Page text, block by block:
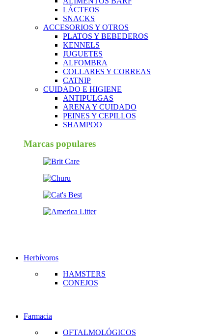
LÁCTEOS
SNACKS
ACCESORIOS Y OTROS
PLATOS Y BEBEDEROS
KENNELS
JUGUETES
ALFOMBRA
COLLARES Y CORREAS
CATNIP
CUIDADO E HIGIENE
ANTIPULGAS
ARENA Y CUIDADO
PEINES Y CEPILLOS
SHAMPOO
Marcas populares
Herbívoros
HAMSTERS
CONEJOS
Farmacia
OFTALMOLÓGICOS